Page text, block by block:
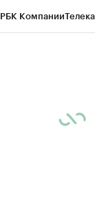
РБК Компании